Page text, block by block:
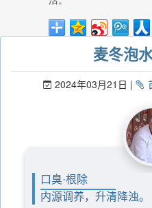
麦冬泡
2024年03月21日
口臭·根除
内源调养，升清降浊。